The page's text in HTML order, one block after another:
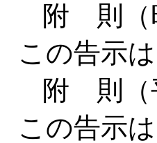
附 則（
この告示
附 則（
この告示